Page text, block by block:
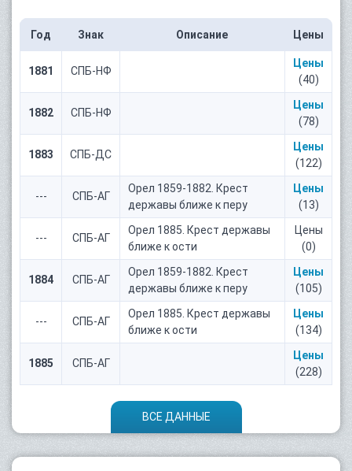
Год Знак Описание Цены
1881 СПБ-НФ
Цены
(40)
1882 СПБ-НФ
Цены
(78)
1883 СПБ-ДС
Цены
(122)
--- СПБ-АГ
Орел 1859-1882. Крест
державы ближе к перу
Цены
(13)
--- СПБ-АГ
Орел 1885. Крест державы
ближе к ости
Цены
(0)
1884 СПБ-АГ
Орел 1859-1882. Крест
державы ближе к перу
Цены
(105)
--- СПБ-АГ
Орел 1885. Крест державы
ближе к ости
Цены
(134)
1885 СПБ-АГ
Цены
(228)
ВСЕ ДАННЫЕ